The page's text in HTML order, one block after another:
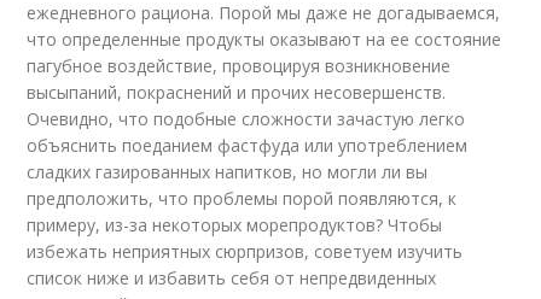
ежедневного рациона. Порой мы даже не догадываемся,
что определенные продукты оказывают на ее состояние
пагубное воздействие, провоцируя возникновение
высыпаний, покраснений и прочих несовершенств.
Очевидно, что подобные сложности зачастую легко
объяснить поеданием фастфуда или употреблением
сладких газированных напитков, но могли ли вы
предположить, что проблемы порой появляются, к
примеру, из-за некоторых морепродуктов? Чтобы
избежать неприятных сюрпризов, советуем изучить
список ниже и избавить себя от непредвиденных